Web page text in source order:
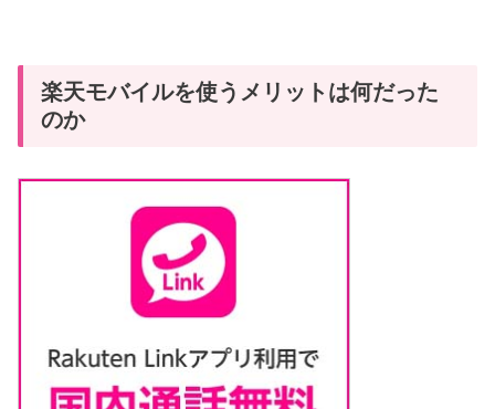
楽天モバイルを使うメリットは何だった
のか